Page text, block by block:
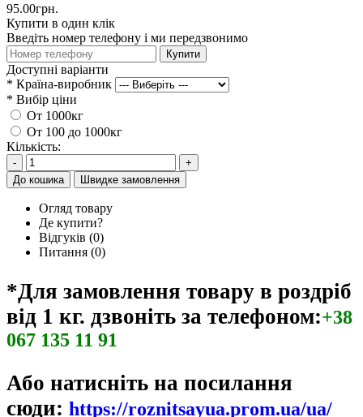
95.00грн.
Купити в один клік
Введіть номер телефону і ми передзвонимо
Купити
Доступні варіанти
* Країна-виробник
* Вибір ціни
От 1000кг
От 100 до 1000кг
Кількість:
-
+
До кошика
Швидке замовлення
Огляд товару
Де купити?
Відгуків (0)
Питання (0)
*Для замовлення товару в роздріб
від 1 кг. дзвоніть за телефоном:+38
067 135 11 91
Або натисніть на посилання
сюди: https://roznitsayua.prom.ua/ua/